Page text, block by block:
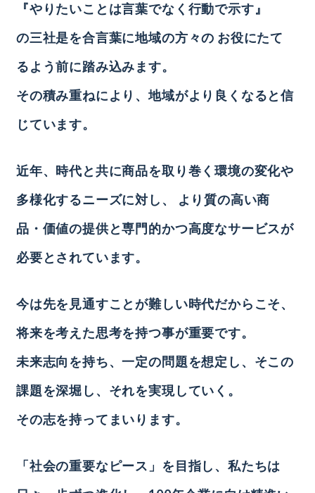
『やりたいことは言葉でなく行動で示す』
の三社是を合言葉に地域の方々の お役にたて
るよう前に踏み込みます。
その積み重ねにより、地域がより良くなると信
じています。
近年、時代と共に商品を取り巻く環境の変化や
多様化するニーズに対し、
より質の高い商
品・価値の提供と専門的かつ高度なサービスが
必要とされています。
今は先を見通すことが難しい時代だからこそ、
将来を考えた思考を持つ事が重要です。
未来志向を持ち、一定の問題を想定し、そこの
課題を深堀し、それを実現していく。
その志を持ってまいります。
「社会の重要なピース」を目指し、私たちは